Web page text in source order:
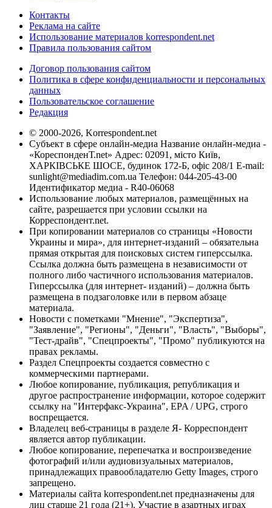
Контакты
Реклама на сайте
Использование материалов korrespondent.net
Правила пользования сайтом
Договор пользования сайтом
Политика в сфере конфиденциальности и персональных
данных
Пользовательское соглашение
Редакция
© 2000-2026, Korrespondent.net
Субъект в сфере онлайн-медиа Название онлайн-медиа -
«КореспонденТ.net» Адрес: 02091, місто Київ,
ХАРКІВСЬКЕ ШОСЕ, будинок 172-Б, офіс 208/1 E-mail:
sunlight@mediadim.com.ua Телефон: 044-205-43-00
Идентификатор медиа - R40-06068
Использование любых материалов, размещённых на
сайте, разрешается при условии ссылки на
Корреспондент.net.
При копировании материалов со страницы «Новости
Украины и мира», для интернет-изданий – обязательна
прямая открытая для поисковых систем гиперссылка.
Ссылка должна быть размещена в независимости от
полного либо частичного использования материалов.
Гиперссылка (для интернет- изданий) – должна быть
размещена в подзаголовке или в первом абзаце
материала.
Новости с пометками "Мнение", "Экспертиза",
"Заявление", "Регионы", "Деньги", "Власть", "Выборы",
"Тест-драйв", "Спецпроекты", "Промо" публикуются на
правах рекламы.
Раздел Спецпроекты создается совместно с
коммерческими партнерами.
Любое копирование, публикация, републикация и
другое распространение информации, которое содержит
ссылку на "Интерфакс-Украина", EPA / UPG, строго
воспрещается.
Владелец веб-страницы в разделе Я- Корреспондент
является автор публикации.
Любое копирование, перепечатка и воспроизведение
фотографий и/или аудиовизуальных материалов,
принадлежащих правообладателю Getty Images, строго
запрещено.
Материалы сайта korrespondent.net предназначены для
лиц старше 21 года (21+). Участие в азартных играх